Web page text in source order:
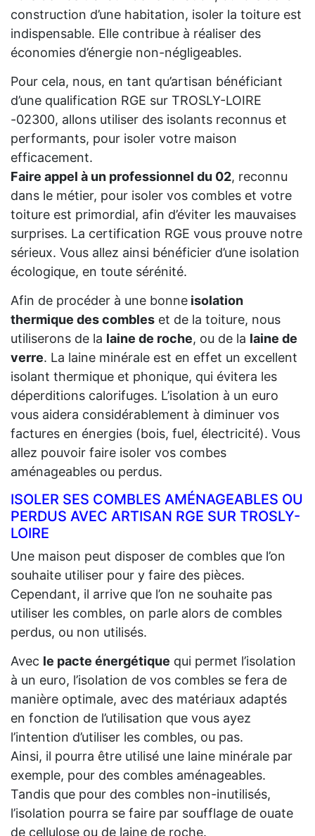
construction d’une habitation, isoler la toiture est
indispensable. Elle contribue à réaliser des
économies d’énergie non-négligeables.
Pour cela, nous, en tant qu’artisan bénéficiant
d’une qualification RGE sur TROSLY-LOIRE
-02300, allons utiliser des isolants reconnus et
performants, pour isoler votre maison
efficacement.
Faire appel à un professionnel du 02, reconnu
dans le métier, pour isoler vos combles et votre
toiture est primordial, afin d’éviter les mauvaises
surprises. La certification RGE vous prouve notre
sérieux. Vous allez ainsi bénéficier d’une isolation
écologique, en toute sérénité.
Afin de procéder à une bonne isolation
thermique des combles et de la toiture, nous
utiliserons de la laine de roche, ou de la laine de
verre. La laine minérale est en effet un excellent
isolant thermique et phonique, qui évitera les
déperditions calorifuges. L’isolation à un euro
vous aidera considérablement à diminuer vos
factures en énergies (bois, fuel, électricité). Vous
allez pouvoir faire isoler vos combes
aménageables ou perdus.
ISOLER SES COMBLES AMÉNAGEABLES OU
PERDUS AVEC ARTISAN RGE SUR TROSLY-
LOIRE
Une maison peut disposer de combles que l’on
souhaite utiliser pour y faire des pièces.
Cependant, il arrive que l’on ne souhaite pas
utiliser les combles, on parle alors de combles
perdus, ou non utilisés.
Avec le pacte énergétique qui permet l’isolation
à un euro, l’isolation de vos combles se fera de
manière optimale, avec des matériaux adaptés
en fonction de l’utilisation que vous ayez
l’intention d’utiliser les combles, ou pas.
Ainsi, il pourra être utilisé une laine minérale par
exemple, pour des combles aménageables.
Tandis que pour des combles non-inutilisés,
l’isolation pourra se faire par soufflage de ouate
de cellulose ou de laine de roche.